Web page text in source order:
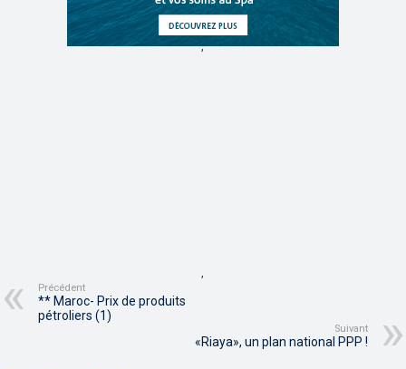
,
,
Précédent
** Maroc- Prix de produits
pétroliers (1)
Suivant
«Riaya», un plan national PPP !